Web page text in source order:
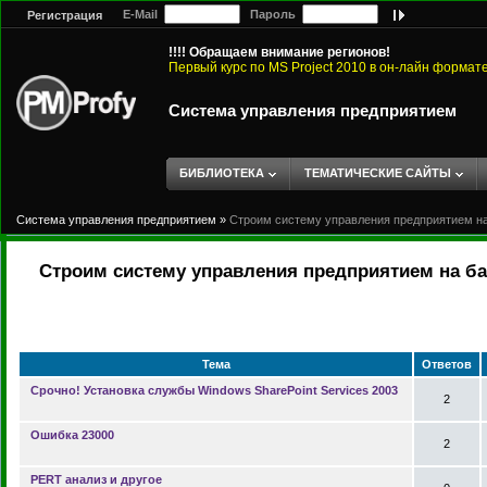
Регистрация E-Mail Пароль
!!!! Обращаем внимание регионов!
Первый курс по MS Project 2010 в он-лайн
Система управления предприятием
БИБЛИОТЕКА ТЕМАТИЧЕСКИЕ САЙТЫ
Система управления предприятием » Строим систему управления предприятием
Строим систему управления предприятием на
Тема
Ответов
Срочно! Установка службы Windows SharePoint Services 2003
2
Ошибка 23000
2
PERT анализ и другое